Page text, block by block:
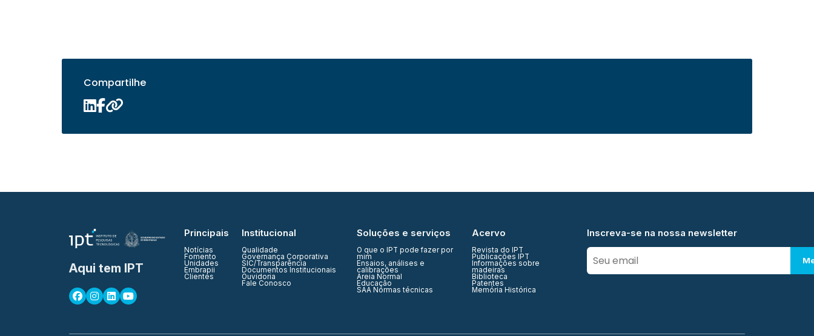
Compartilhe
Aqui tem IPT
Principais
Notícias
Fomento
Unidades
Embrapii
Clientes
Institucional
Qualidade
Governança Corporativa
SIC/Transparência
Documentos Institucionais
Ouvidoria
Fale Conosco
Soluções e serviços
O que o IPT pode fazer por
mim
Ensaios, análises e
calibrações
Areia Normal
Educação
SAA Normas técnicas
Acervo
Revista do IPT
Publicações IPT
Informações sobre
madeiras
Biblioteca
Patentes
Memória Histórica
Inscreva-se na nossa newsletter